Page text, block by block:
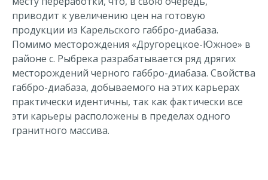
приводит к увеличению цен на готовую
продукции из Карельского габбро-диабаза.
Помимо месторождения «Другорецкое-Южное» в
районе с. Рыбрека разрабатывается ряд дрягих
месторождений черного габбро-диабаза. Свойства
габбро-диабаза, добываемого на этих карьерах
практически идентичны, так как фактически все
эти карьеры расположены в пределах одного
гранитного массива.